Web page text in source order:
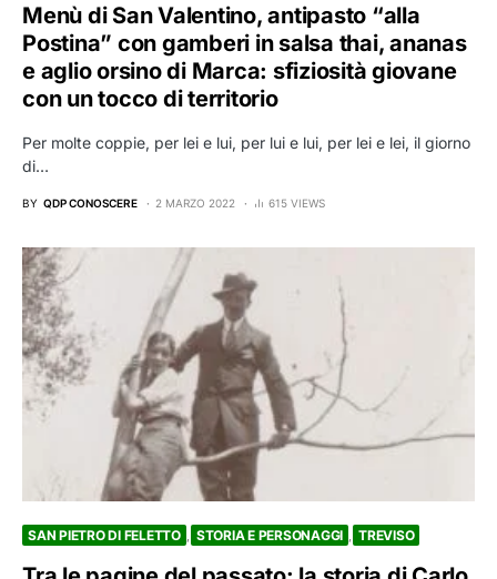
Menù di San Valentino, antipasto “alla
Postina” con gamberi in salsa thai, ananas
e aglio orsino di Marca: sfiziosità giovane
con un tocco di territorio
Per molte coppie, per lei e lui, per lui e lui, per lei e lei, il giorno
di…
BY QDP CONOSCERE 2 MARZO 2022 615 VIEWS
SAN PIETRO DI FELETTO STORIA E PERSONAGGI TREVISO